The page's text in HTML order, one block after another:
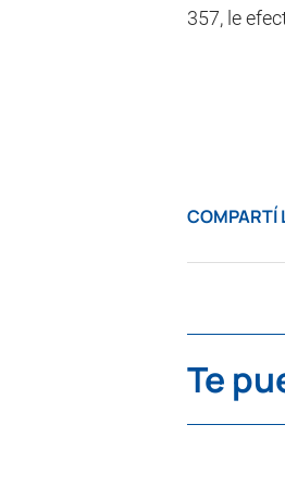
357, le
COMPARTÍ
Te